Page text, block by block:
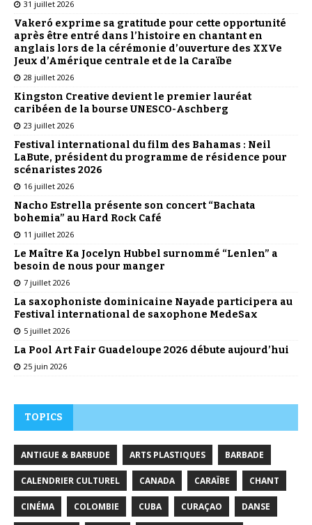
31 juillet 2026
Vakeró exprime sa gratitude pour cette opportunité
après être entré dans l’histoire en chantant en
anglais lors de la cérémonie d’ouverture des XXVe
Jeux d’Amérique centrale et de la Caraïbe
28 juillet 2026
Kingston Creative devient le premier lauréat
caribéen de la bourse UNESCO-Aschberg
23 juillet 2026
Festival international du film des Bahamas : Neil
LaBute, président du programme de résidence pour
scénaristes 2026
16 juillet 2026
Nacho Estrella présente son concert “Bachata
bohemia” au Hard Rock Café
11 juillet 2026
Le Maître Ka Jocelyn Hubbel surnommé “Lenlen” a
besoin de nous pour manger
7 juillet 2026
La saxophoniste dominicaine Nayade participera au
Festival international de saxophone MedeSax
5 juillet 2026
La Pool Art Fair Guadeloupe 2026 débute aujourd’hui
25 juin 2026
TOPICS
ANTIGUE & BARBUDE ARTS PLASTIQUES BARBADE
CALENDRIER CULTUREL CANADA CARAÏBE CHANT
CINÉMA COLOMBIE CUBA CURAÇAO DANSE